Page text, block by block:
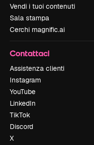
Vendi i tuoi contenuti
Sala stampa
Cerchi magnific.ai
Contattaci
Assistenza clienti
Instagram
YouTube
LinkedIn
TikTok
Discord
X